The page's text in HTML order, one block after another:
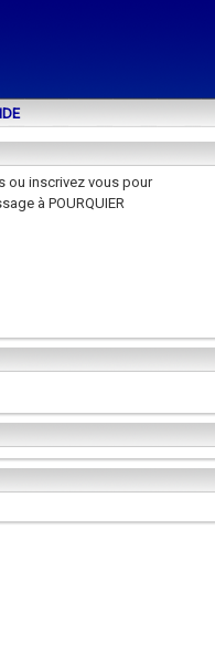
ou inscrivez vous pour
à POURQUIER